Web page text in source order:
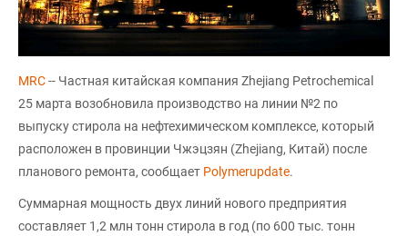
MRC-- Частная китайская компания Zhejiang Petrochemical
25 марта возобновила производство на линии №2 по
выпуску стирола на нефтехимическом комплексе, который
расположен в провинции Чжэцзян (Zhejiang, Китай) после
планового ремонта, сообщает Polymerupdate.
Суммарная мощность двух линий нового предприятия
составляет 1,2 млн тонн стирола в год (по 600 тыс. тонн